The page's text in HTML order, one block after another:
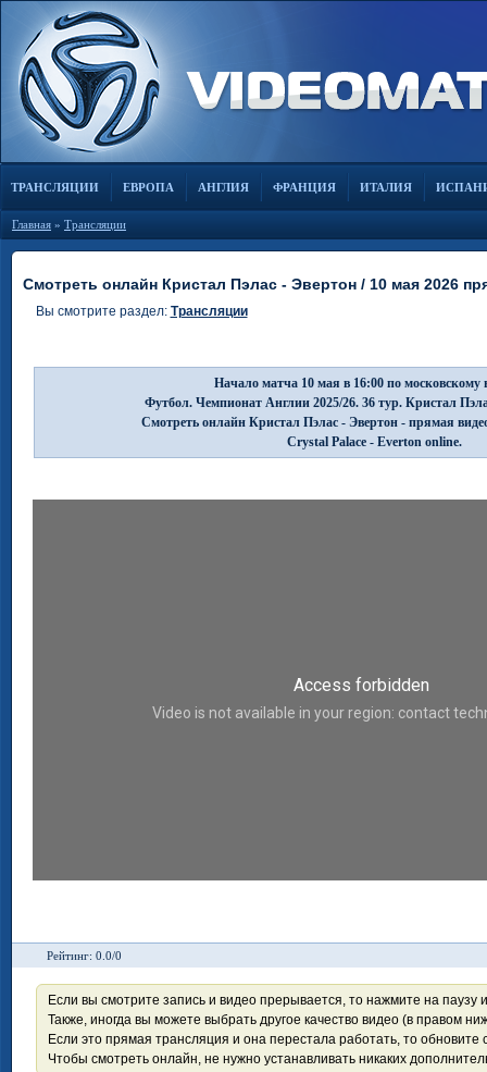
ТРАНСЛЯЦИИ ЕВРОПА АНГЛИЯ ФРАНЦИЯ ИТАЛИЯ
Главная » Трансляции
Смотреть онлайн Кристал Пэлас - Эвертон / 10 мая 2026
Вы смотрите раздел: Трансляции
Начало матча 10 мая в 16:00 по московскому
Футбол. Чемпионат Англии 2025/26. 36 тур. Кристал
Смотреть онлайн Кристал Пэлас - Эвертон - прямая
Crystal Palace - Everton online.
Рейтинг: 0.0/0
Если вы смотрите запись и видео прерывается, то нажмите на паузу
Также, иногда вы можете выбрать другое качество видео (в правом
Если это прямая трансляция и она перестала работать, то обновите
Чтобы смотреть онлайн, не нужно устанавливать никаких